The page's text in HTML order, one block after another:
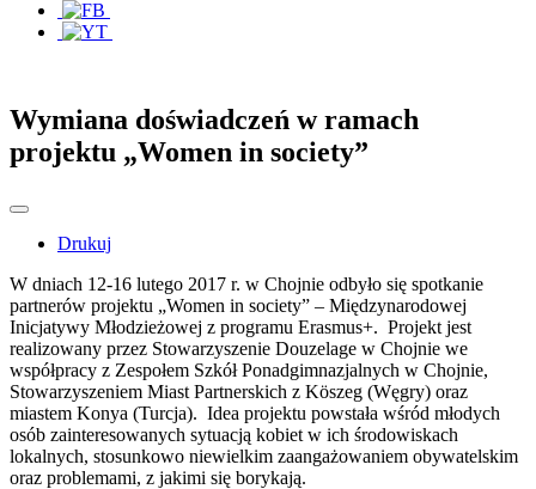
Wymiana doświadczeń w ramach
projektu „Women in society”
Drukuj
W dniach 12-16 lutego 2017 r. w Chojnie odbyło się spotkanie
partnerów projektu „Women in society” – Międzynarodowej
Inicjatywy Młodzieżowej z programu Erasmus+. Projekt jest
realizowany przez Stowarzyszenie Douzelage w Chojnie we
współpracy z Zespołem Szkół Ponadgimnazjalnych w Chojnie,
Stowarzyszeniem Miast Partnerskich z Köszeg (Węgry) oraz
miastem Konya (Turcja). Idea projektu powstała wśród młodych
osób zainteresowanych sytuacją kobiet w ich środowiskach
lokalnych, stosunkowo niewielkim zaangażowaniem obywatelskim
oraz problemami, z jakimi się borykają.